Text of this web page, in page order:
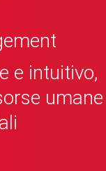
e intuitivo,
umane